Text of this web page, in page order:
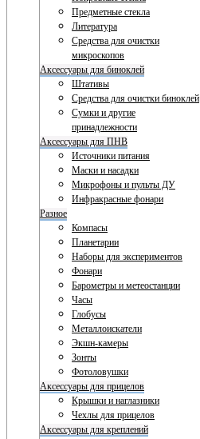
Предметные стекла
Литература
Средства для очистки
микроскопов
Аксессуары для биноклей
Штативы
Средства для очистки биноклей
Сумки и другие
принадлежности
Аксессуары для ПНВ
Источники питания
Маски и насадки
Микрофоны и пульты ДУ
Инфракрасные фонари
Разное
Компасы
Планетарии
Наборы для экспериментов
Фонари
Барометры и метеостанции
Часы
Глобусы
Металлоискатели
Экшн-камеры
Зонты
Фотоловушки
Аксессуары для прицелов
Крышки и наглазники
Чехлы для прицелов
Аксессуары для креплений